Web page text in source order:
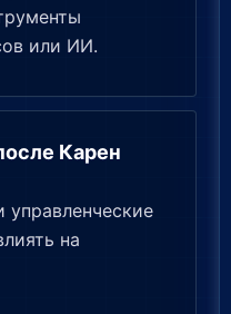
или ИИ.
Карен
на